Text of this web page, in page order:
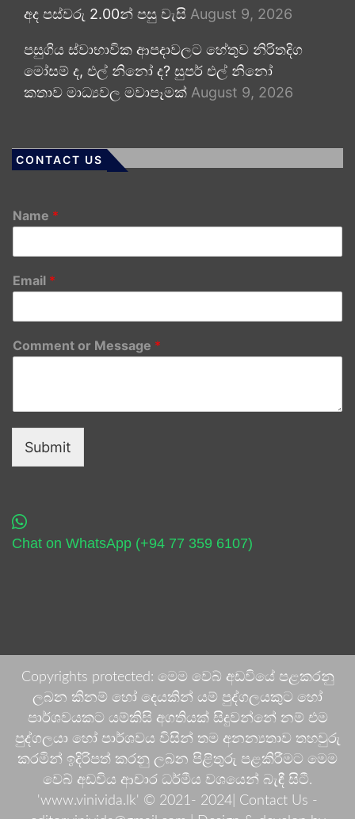
අද පස්වරු 2.00න් පසු වැසි August 9, 2026
පසුගිය ස්වාභාවික ආපදාවලට හේතුව නිරිතදිග
මෝසම් ද, එල් නිනෝ ද? සුපර් එල් නිනෝ
කතාව මාධ්‍යවල මවාපෑමක් August 9, 2026
CONTACT US
Name *
Email *
Comment or Message *
Submit
Chat on WhatsApp (+94 77 359 6107)
Copyrights protected: මෙම වෙබ් අඩවියේ පළකරනු
ලබන කිනම් හෝ දෙයකින් යම් පුද්ගලයකුට හෝ
පාර්ශවයකට යම්කිසි අගතියක් සිදුවන්නේ නම් එම
පුද්ගලයා හෝ පාර්ශවය විසින් තම අනන්‍යතාව තහවුරු
කරමින් ඉදිරිපත් කරනු ලබන පිළිතුරු පළකිරීමට මෙම
වෙබ් අඩවිය ආචාර ධර්මීය වශයෙන් බැඳී සිටී.
'www.vinivida.lk' © 2021- 2024| Contact Us -